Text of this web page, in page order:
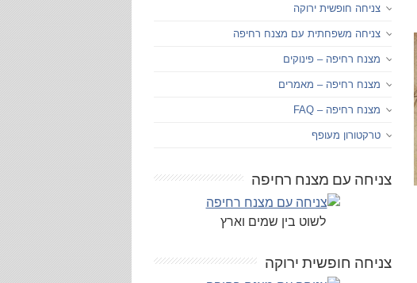
צניחה חופשית ירוקה
צניחה משפחתית עם מצנח רחיפה
מצנח רחיפה – פינוקים
מצנח רחיפה – מאמרים
מצנח רחיפה – FAQ
טרקטורון מעופף
צניחה עם מצנח רחיפה
לשוט בין שמים וארץ
צניחה חופשית ירוקה